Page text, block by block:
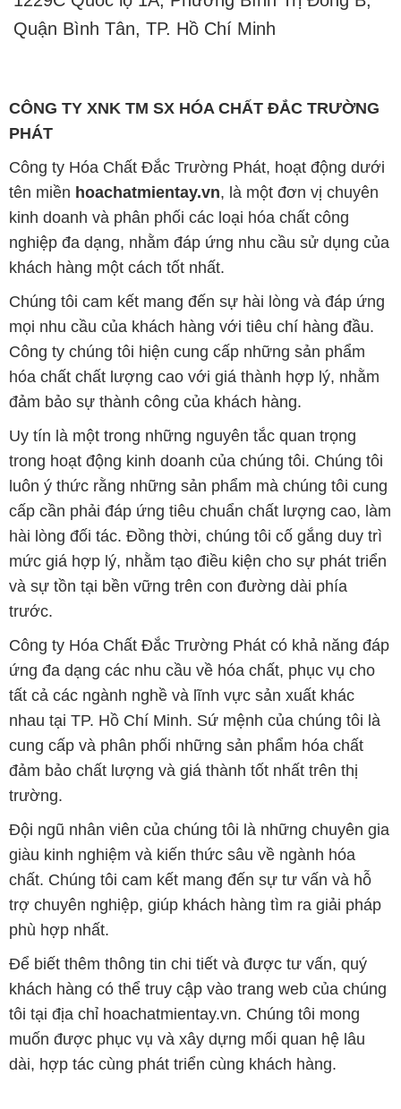
Quận Bình Tân, TP. Hồ Chí Minh
CÔNG TY XNK TM SX HÓA CHẤT ĐẮC TRƯỜNG
PHÁT
Công ty Hóa Chất Đắc Trường Phát, hoạt động dưới
tên miền hoachatmientay.vn, là một đơn vị chuyên
kinh doanh và phân phối các loại hóa chất công
nghiệp đa dạng, nhằm đáp ứng nhu cầu sử dụng của
khách hàng một cách tốt nhất.
Chúng tôi cam kết mang đến sự hài lòng và đáp ứng
mọi nhu cầu của khách hàng với tiêu chí hàng đầu.
Công ty chúng tôi hiện cung cấp những sản phẩm
hóa chất chất lượng cao với giá thành hợp lý, nhằm
đảm bảo sự thành công của khách hàng.
Uy tín là một trong những nguyên tắc quan trọng
trong hoạt động kinh doanh của chúng tôi. Chúng tôi
luôn ý thức rằng những sản phẩm mà chúng tôi cung
cấp cần phải đáp ứng tiêu chuẩn chất lượng cao, làm
hài lòng đối tác. Đồng thời, chúng tôi cố gắng duy trì
mức giá hợp lý, nhằm tạo điều kiện cho sự phát triển
và sự tồn tại bền vững trên con đường dài phía
trước.
Công ty Hóa Chất Đắc Trường Phát có khả năng đáp
ứng đa dạng các nhu cầu về hóa chất, phục vụ cho
tất cả các ngành nghề và lĩnh vực sản xuất khác
nhau tại TP. Hồ Chí Minh. Sứ mệnh của chúng tôi là
cung cấp và phân phối những sản phẩm hóa chất
đảm bảo chất lượng và giá thành tốt nhất trên thị
trường.
Đội ngũ nhân viên của chúng tôi là những chuyên gia
giàu kinh nghiệm và kiến thức sâu về ngành hóa
chất. Chúng tôi cam kết mang đến sự tư vấn và hỗ
trợ chuyên nghiệp, giúp khách hàng tìm ra giải pháp
phù hợp nhất.
Để biết thêm thông tin chi tiết và được tư vấn, quý
khách hàng có thể truy cập vào trang web của chúng
tôi tại địa chỉ hoachatmientay.vn. Chúng tôi mong
muốn được phục vụ và xây dựng mối quan hệ lâu
dài, hợp tác cùng phát triển cùng khách hàng.